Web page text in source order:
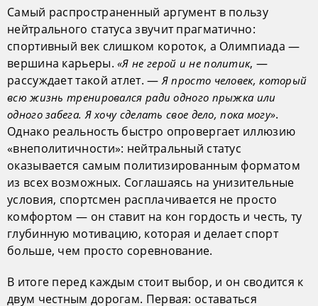
Самый распространенный аргумент в пользу
нейтрального статуса звучит прагматично:
спортивный век слишком короток, а Олимпиада —
вершина карьеры.«Я не герой и не политик, —
рассуждает такой атлет. —Я просто человек, который
всю жизнь тренировался ради одного прыжка или
одного забега. Я хочу сделать свое дело, пока могу».
Однако реальность быстро опровергает иллюзию
«внеполитичности»: нейтральный статус
оказывается самым политизированным форматом
из всех возможных. Соглашаясь на унизительные
условия, спортсмен расплачивается не просто
комфортом — он ставит на кон гордость и честь, ту
глубинную мотивацию, которая и делает спорт
больше, чем просто соревнование.
В итоге перед каждым стоит выбор, и он сводится к
двум честным дорогам. Первая: оставаться